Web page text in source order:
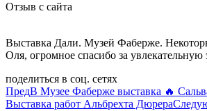
Отзыв с сайта
Выставка Дали. Музей Фаберже.
Оля, огромное спасибо за
поделиться в соц. сетях
ПредВ Музее Фаберже выставка 🔥
Выставка работ Альбрехта Дюрера